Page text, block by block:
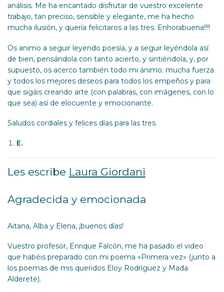
análisis. Me ha encantado disfrutar de vuestro excelente
trabajo, tan preciso, sensible y elegante, me ha hecho
mucha ilusión, y quería felicitaros a las tres. Enhorabuena!!!!
Os animo a seguir leyendo poesía, y a seguir leyéndola así
de bien, pensándola con tanto acierto, y sintiéndola, y, por
supuesto, os acerco también todo mi ánimo: mucha fuerza
y todos los mejores deseos para todos los empeños y para
que sigáis creando arte (con palabras, con imágenes, con lo
que sea) así de elocuente y emocionante.
Saludos cordiales y felices días para las tres.
E.
Les escribe Laura Giordani
Agradecida y emocionada
Aitana, Alba y Elena, ¡buenos días!
Vuestro profesor, Enrique Falcón, me ha pasado el video
que habéis preparado con mi poema «Primera vez» (junto a
los poemas de mis queridos Eloy Rodríguez y Mada
Alderete).